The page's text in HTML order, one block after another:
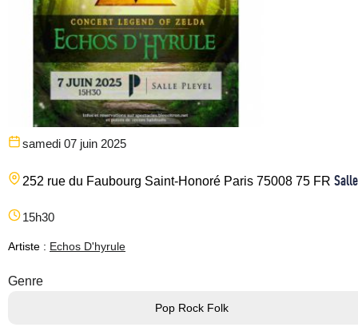
samedi 07 juin 2025
252 rue du Faubourg Saint-Honoré Paris 75008 75 FR
15h30
Artiste : Echos D'hyrule
Genre
Pop Rock Folk